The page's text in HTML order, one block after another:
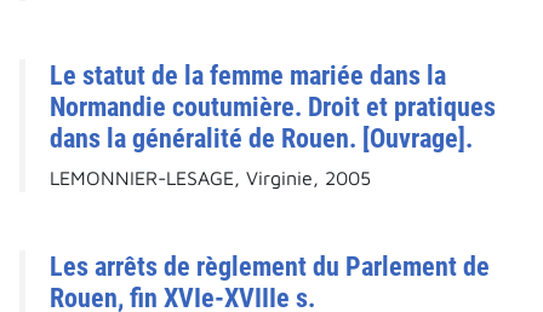
Le statut de la femme mariée dans la
Normandie coutumière. Droit et pratiques
dans la généralité de Rouen. [Ouvrage].
LEMONNIER-LESAGE, Virginie, 2005
Les arrêts de règlement du Parlement de
Rouen, fin XVIe-XVIIIe s.